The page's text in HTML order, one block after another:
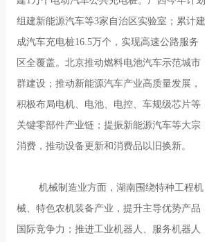
组建新能源汽车等3家自治区实验室；累计建
成汽车充电桩16.5万个，实现高速公路服务
区全覆盖。北京推动燃料电池汽车示范城市
群建设；推动新能源汽车产业高质量发展，
积极布局电机、电池、电控、车规级芯片等
关键零部件产业链；提振新能源汽车等大宗
消费，推动设备更新和消费品以旧换新。
机械制造业方面，湖南围绕特种工程机
械、特色农机装备产业，提升主导优势产品
国际竞争力；推进工业机器人、服务机器人